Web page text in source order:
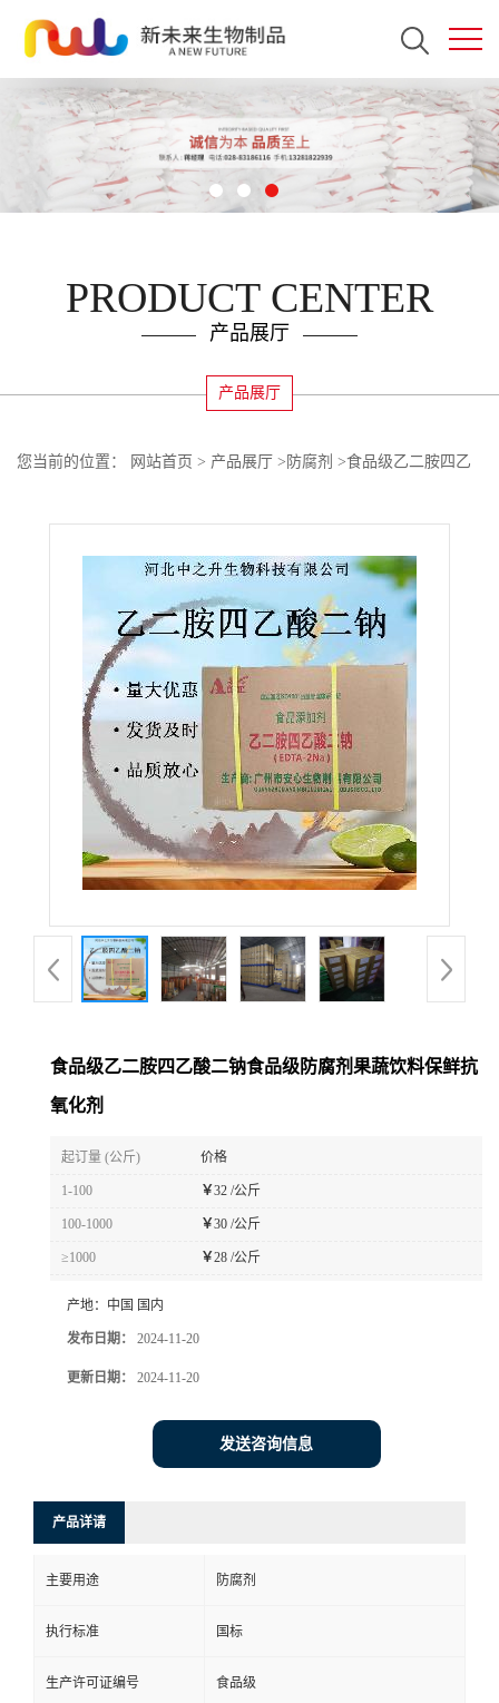
PRODUCT CENTER
产品展厅
产品展厅
您当前的位置： 网站首页 > 产品展厅 > 防腐剂 >食品级乙二胺四乙
食品级乙二胺四乙酸二钠食品级防腐剂果蔬饮料保鲜抗
氧化剂
起订量 (公斤) 价格
1-100 ￥32 /公斤
100-1000 ￥30 /公斤
≥1000 ￥28 /公斤
产地： 中国 国内
发布日期： 2024-11-20
更新日期： 2024-11-20
发送咨询信息
产品详请
主要用途 防腐剂
执行标准 国标
生产许可证编号 食品级